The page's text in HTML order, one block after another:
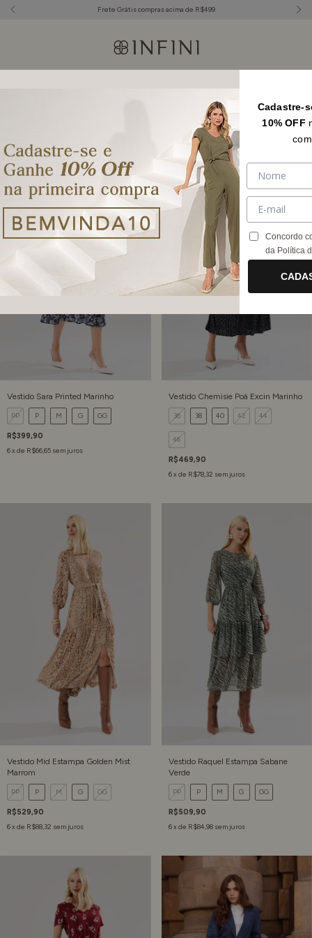
Frete Grátis compras acima de R$499
Vestido Sara Printed Marinho
PP P M G GG
R$399,90
6x de R$66,65 sem juros
Vestido Chemisie Poá Excin Marinho
36 38 40 42 44
46
R$469,90
6x de R$78,32 sem juros
Vestido Mid Estampa Golden Mist
Marrom
PP P M G GG
R$529,90
6x de R$88,32 sem juros
Vestido Raquel Estampa Sabane
Verde
PP P M G GG
R$509,90
6x de R$84,98 sem juros
Cadastre-
10% OFF
Concordo
da Política